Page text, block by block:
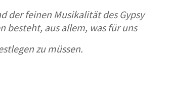
der feinen Musikalität des Gypsy
besteht, aus allem, was für uns
zu müssen.